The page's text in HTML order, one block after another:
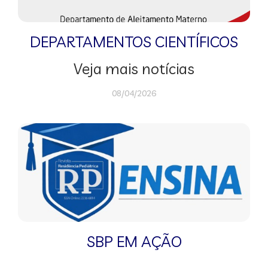
DEPARTAMENTOS CIENTÍFICOS
Veja mais notícias
08/04/2026
SBP EM AÇÃO